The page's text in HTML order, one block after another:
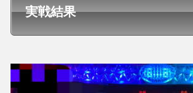
実戦結果